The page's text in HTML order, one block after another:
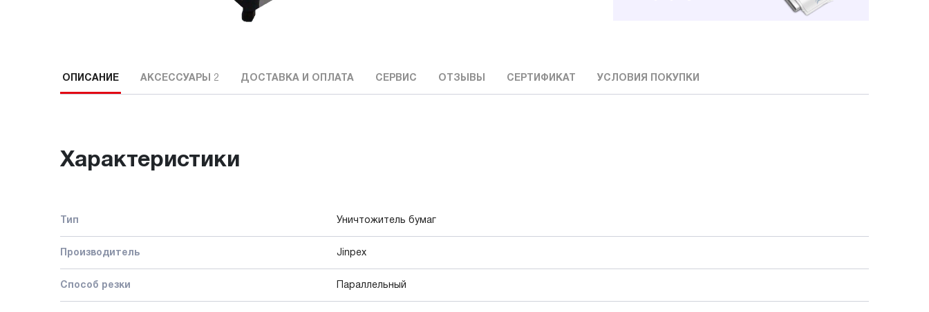
ОПИСАНИЕ АКСЕССУАРЫ 2 ДОСТАВКА И ОПЛАТА СЕРВИС ОТЗЫВЫ СЕРТИФИКАТ УСЛОВИЯ ПОКУПКИ
Характеристики
Тип Уничтожитель бумаг
Производитель Jinpex
Способ резки Параллельный